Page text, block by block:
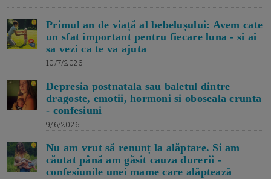
Primul an de viață al bebelușului: Avem cate
un sfat important pentru fiecare luna - si ai
sa vezi ca te va ajuta
10/7/2026
Depresia postnatala sau baletul dintre
dragoste, emotii, hormoni si oboseala crunta
- confesiuni
9/6/2026
Nu am vrut să renunț la alăptare. Si am
căutat până am găsit cauza durerii -
confesiunile unei mame care alăptează